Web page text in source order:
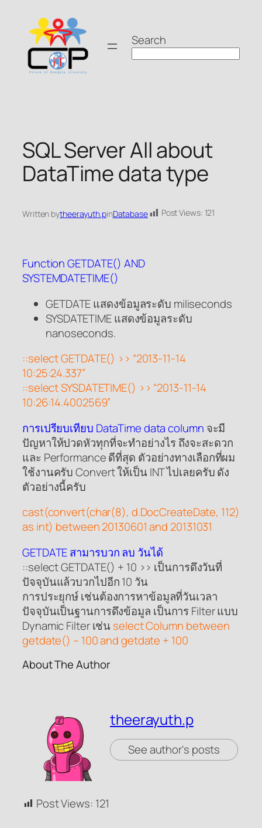
content
Search
SQL Server All about
DataTime data type
Written bytheerayuth.pinDatabase Post Views: 121
Function GETDATE() AND
SYSTEMDATETIME()
GETDATE แสดงข้อมูลระดับ miliseconds
SYSDATETIME แสดงข้อมูลระดับ
nanoseconds.
::select GETDATE() >> “2013-11-14
10:25:24.337”
::select SYSDATETIME() >> “2013-11-14
10:26:14.4002569”
การเปรียบเทียบ DataTime data column จะมี
ปัญหาให้ปวดหัวทุกที่จะทำอย่างไร ถึงจะสะดวก
และ Performance ดีที่สุด ตัวอย่างทางเลือกที่ผม
ใช้งานครับ Convert ให้เป็น INT ไปเลยครับ ดัง
ตัวอย่างนี้ครับ
cast(convert(char(8), d.DocCreateDate, 112)
as int) between 20130601 and 20131031
GETDATE สามารบวก ลบ วันได้
::select GETDATE() + 10 >> เป็นการดึงวันที่
ปัจจุบันแล้วบวกไปอีก 10 วัน
การประยุกษ์ เช่นต้องการหาข้อมูลที่วันเวลา
ปัจจุบันเป็นฐานการดึงข้อมูล เป็นการ Filter แบบ
Dynamic Filter เช่น select Column between
getdate() – 100 and getdate + 100
About The Author
theerayuth.p
See author's posts
Post Views: 121